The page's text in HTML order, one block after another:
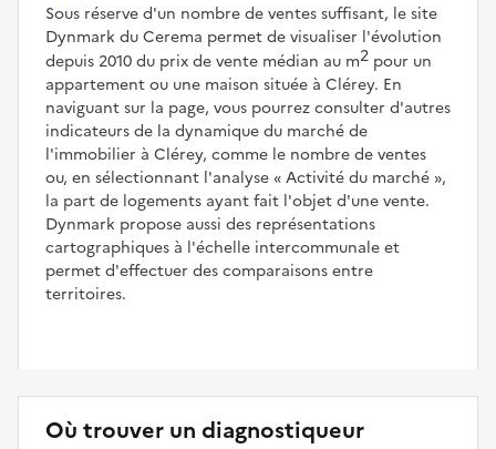
Sous réserve d'un nombre de ventes suffisant, le site
Dynmark du Cerema permet de visualiser l'évolution
depuis 2010 du prix de vente médian au m2 pour un
appartement ou une maison située à Clérey. En
naviguant sur la page, vous pourrez consulter d'autres
indicateurs de la dynamique du marché de
l'immobilier à Clérey, comme le nombre de ventes
ou, en sélectionnant l'analyse
Activité du marché ,
la part de logements ayant fait l'objet d'une vente.
Dynmark propose aussi des représentations
cartographiques à l'échelle intercommunale et
permet d'effectuer des comparaisons entre
territoires.
Où trouver un diagnostiqueur